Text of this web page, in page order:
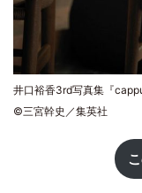
井口裕香3rd写真集『
©三宮幹史／集英社